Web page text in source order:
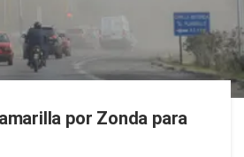
por Zonda para